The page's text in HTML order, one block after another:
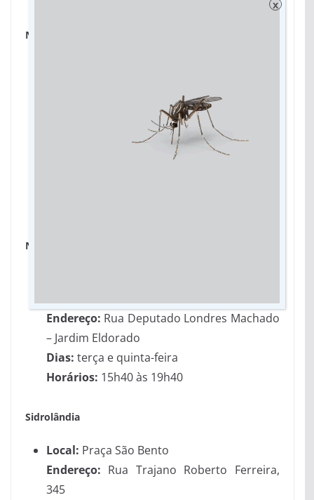
Nova Alvorada do Sul
Rua Deputado Londres Machado
segunda, quarta e sexta-feira
Nova Alvorada do Sul
Endereço: Rua Deputado Londres Machado
– Jardim Eldorado
Dias: terça e quinta-feira
Horários: 15h40 às 19h40
Sidrolândia
Local: Praça São Bento
Endereço: Rua Trajano Roberto Ferreira,
345
x